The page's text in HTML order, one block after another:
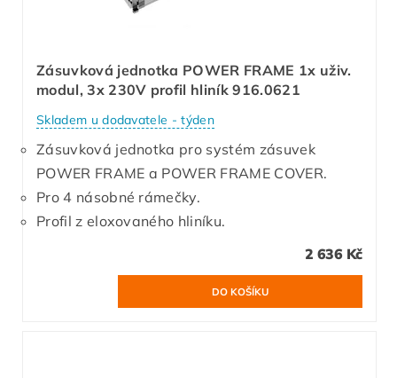
Zásuvková jednotka POWER FRAME 1x uživ.
modul, 3x 230V profil hliník 916.0621
Skladem u dodavatele - týden
Zásuvková jednotka pro systém zásuvek
POWER FRAME a POWER FRAME COVER.
Pro 4 násobné rámečky.
Profil z eloxovaného hliníku.
2 636 Kč